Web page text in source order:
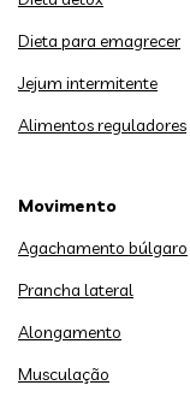
Dieta para emagrecer
Jejum intermitente
Alimentos reguladores
Movimento
Agachamento búlgaro
Prancha lateral
Alongamento
Musculação